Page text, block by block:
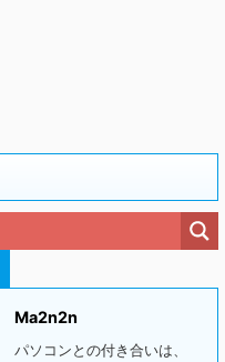
Ma2n2n
パソコンとの付き合いは、